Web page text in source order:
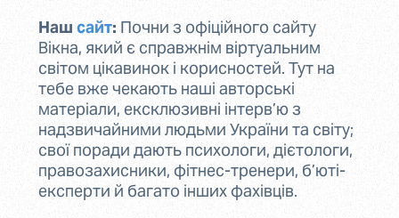
Наш сайт: Почни з офіційного сайту
Вікна, який є справжнім віртуальним
світом цікавинок і корисностей. Тут на
тебе вже чекають наші авторські
матеріали, ексклюзивні інтерв’ю з
надзвичайними людьми України та світу;
свої поради дають психологи, дієтологи,
правозахисники, фітнес-тренери, б’юті-
експерти й багато інших фахівців.